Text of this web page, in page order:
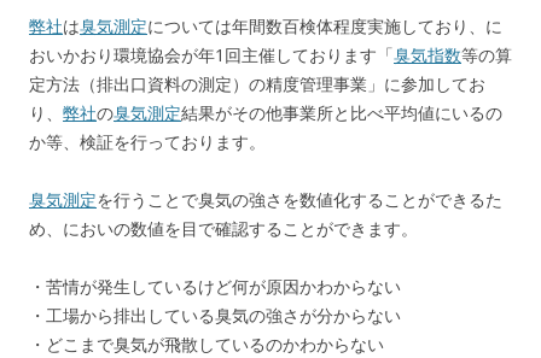
弊社は臭気測定については年間数百検体程度実施しており、に
おいかおり環境協会が年1回主催しております「臭気指数等の算
定方法（排出口資料の測定）の精度管理事業」に参加してお
り、 弊社の臭気測定結果がその他事業所と比べ平均値にいるの
か等、検証を行っております。
臭気測定を行うことで臭気の強さを数値化することができるた
め、においの数値を目で確認することができます。
・苦情が発生しているけど何が原因かわからない
・工場から排出している臭気の強さが分からない
・どこまで臭気が飛散しているのかわからない